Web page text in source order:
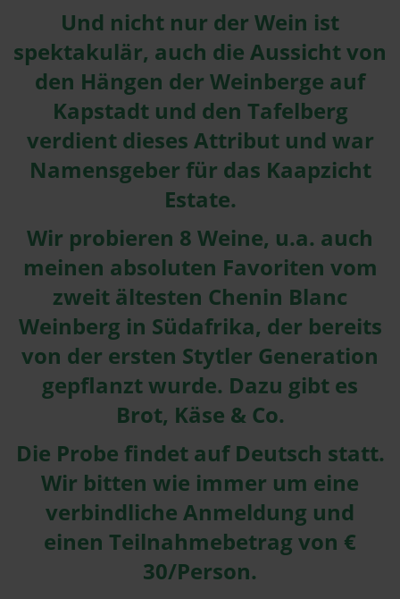
Und nicht nur der Wein ist
spektakulär, auch die Aussicht von
den Hängen der Weinberge auf
Kapstadt und den Tafelberg
verdient dieses Attribut und war
Namensgeber für das Kaapzicht
Estate.
Wir probieren 8 Weine, u.a. auch
meinen absoluten Favoriten vom
zweit ältesten Chenin Blanc
Weinberg in Südafrika, der bereits
von der ersten Stytler Generation
gepflanzt wurde. Dazu gibt es
Brot, Käse & Co.
Die Probe findet auf Deutsch statt.
Wir bitten wie immer um eine
verbindliche Anmeldung und
einen Teilnahmebetrag von €
30/Person.